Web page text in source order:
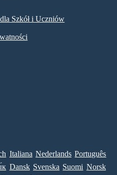
Szkół i Uczniów
Italiana Nederlands Português
Dansk Svenska Suomi Norsk